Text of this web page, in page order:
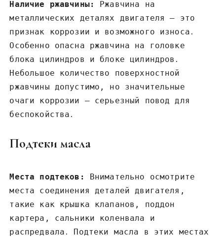
Наличие ржавчины:
Ржавчина на
металлических деталях двигателя – это
признак коррозии и возможного износа․
Особенно опасна ржавчина на головке
блока цилиндров и блоке цилиндров․
Небольшое количество поверхностной
ржавчины допустимо‚ но значительные
очаги коррозии – серьезный повод для
беспокойства․
Подтеки масла
Места подтеков:
Внимательно осмотрите
места соединения деталей двигателя‚
такие как крышка клапанов‚ поддон
картера‚ сальники коленвала и
распредвала․ Подтеки масла в этих местах